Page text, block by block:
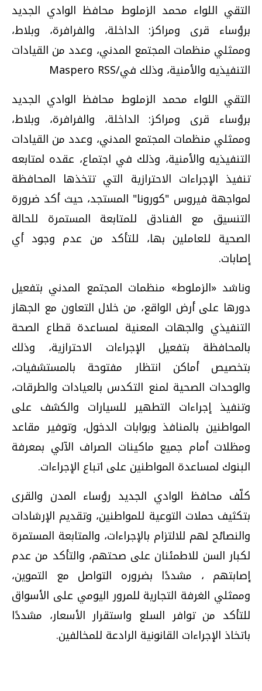
التقي اللواء محمد الزملوط محافظ الوادي الجديد
برؤساء قرى ومراكز: الداخلة، والفرافرة، وبلاط،
وممثلي منظمات المجتمع المدني، وعدد من القيادات
التنفيذيه والأمنية، وذلك في/Maspero RSS
التقي اللواء محمد الزملوط محافظ الوادي الجديد
برؤساء قرى ومراكز: الداخلة، والفرافرة، وبلاط،
وممثلي منظمات المجتمع المدني، وعدد من القيادات
التنفيذيه والأمنية، وذلك في اجتماع، عقده لمتابعه
تنفيذ الإجراءات الاحترازية التي تتخذها المحافظة
لمواجهة فيروس "كورونا" المستجد، حيث أكد ضرورة
التنسيق مع الفنادق للمتابعة المستمرة للحالة
الصحية للعاملين بها، للتأكد من عدم وجود أي
إصابات.
وناشد «الزملوط» منظمات المجتمع المدني بتفعيل
دورها على أرض الواقع، من خلال التعاون مع الجهاز
التنفيذي والجهات المعنية لمساعدة قطاع الصحة
بالمحافظة بتفعيل الإجراءات الاحترازية، وذلك
بتخصيص أماكن انتظار مفتوحة بالمستشفيات،
والوحدات الصحية لمنع التكدس بالعيادات والطرقات،
وتنفيذ إجراءات التطهير للسيارات والكشف على
المواطنين بالمنافذ وبوابات الدخول، وتوفير مقاعد
ومظلات أمام جميع ماكينات الصراف الآلي بمعرفة
البنوك لمساعدة المواطنين على اتباع الإجراءات.
كلّف محافظ الوادي الجديد رؤساء المدن والقرى
بتكثيف حملات التوعية للمواطنين، وتقديم الإرشادات
والنصائح لهم للالتزام بالإجراءات، والمتابعة المستمرة
لكبار السن للاطمئنان على صحتهم، والتأكد من عدم
إصابتهم ، مشددًا بضروره التواصل مع التموين،
وممثلي الغرفة التجارية للمرور اليومي على الأسواق
للتأكد من توافر السلع واستقرار الأسعار، مشددًا
باتخاذ الإجراءات القانونية الرادعة للمخالفين.